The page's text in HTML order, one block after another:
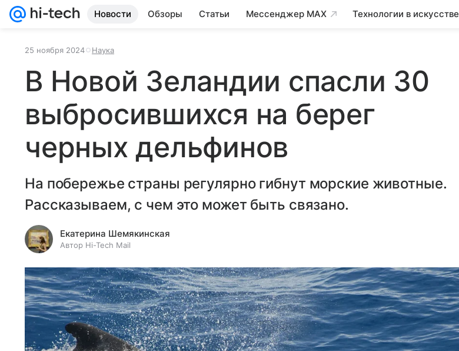
Новости Обзоры Статьи Мессенджер MAX Технологии в искусстве
25 ноября 2024 Наука
В Новой Зеландии спасли 30
выбросившихся на берег
черных дельфинов
На побережье страны регулярно гибнут морские животные.
Рассказываем, с чем это может быть связано.
Екатерина Шемякинская
Автор Hi-Tech Mail